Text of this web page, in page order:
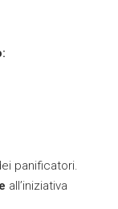
panificatori.
all’iniziativa